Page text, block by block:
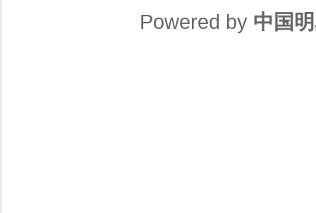
Powered by 中国